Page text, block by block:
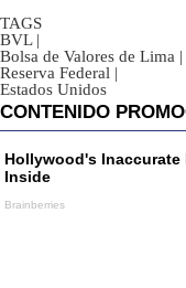
TAGS
BVL |
Bolsa de Valores de Lima |
Reserva Federal |
Estados Unidos